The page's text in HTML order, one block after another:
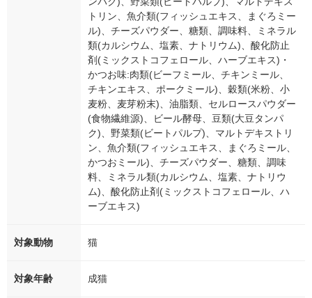
トリン、魚介類(フィッシュエキス、まぐろミー
ル)、チーズパウダー、糖類、調味料、ミネラル
類(カルシウム、塩素、ナトリウム)、酸化防止
剤(ミックストコフェロール、ハーブエキス)・
かつお味:肉類(ビーフミール、チキンミール、
チキンエキス、ポークミール)、穀類(米粉、小
麦粉、麦芽粉末)、油脂類、セルロースパウダー
(食物繊維源)、ビール酵母、豆類(大豆タンパ
ク)、野菜類(ビートパルプ)、マルトデキストリ
ン、魚介類(フィッシュエキス、まぐろミール、
かつおミール)、チーズパウダー、糖類、調味
料、ミネラル類(カルシウム、塩素、ナトリウ
ム)、酸化防止剤(ミックストコフェロール、ハ
ーブエキス)
対象動物 猫
対象年齢 成猫